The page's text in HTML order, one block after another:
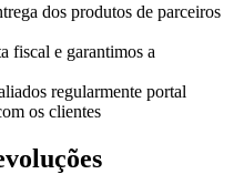
dos produtos de parceiros
fiscal e garantimos a
regularmente portal
os clientes